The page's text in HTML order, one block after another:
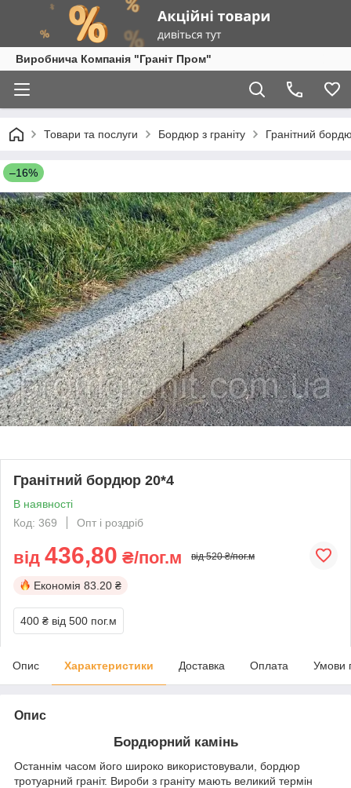
Виробнича Компанія "Граніт Пром"
Товари та послуги Бордюр з граніту Гранітний
–16%
Гранітний бордюр 20*4
В наявності
Код: 369
Опт і роздріб
від 436,80 ₴/пог.м від 520 ₴/пог.м
Економія 83.20 ₴
400 ₴ від 500 пог.м
Опис Характеристики Доставка Оплата Умови
Опис
Бордюрний камінь
Останнім часом його широко використовували, бордюр
тротуарний граніт. Вироби з граніту мають великий термін